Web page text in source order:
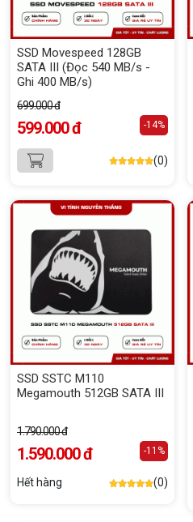
SSD Movespeed 128GB
SATA III (Đọc 540 MB/s -
Ghi 400 MB/s)
699.000 đ
599.000 đ -14%
(0)
SSD SSTC M110
Megamouth 512GB SATA III
1.790.000 đ
1.590.000 đ -11%
Hết hàng (0)